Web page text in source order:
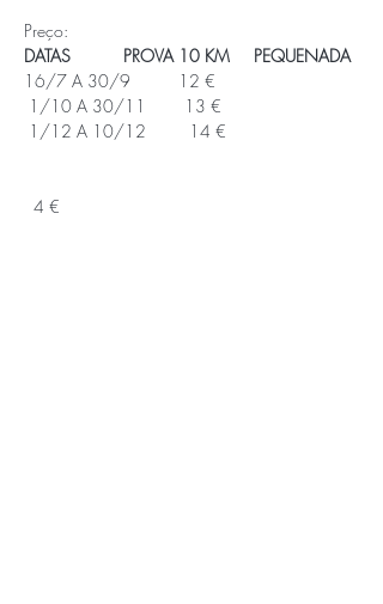
Preço:
DATAS           PROVA 10 KM     PEQUENADA
16/7 A 30/9          12 €
4 €